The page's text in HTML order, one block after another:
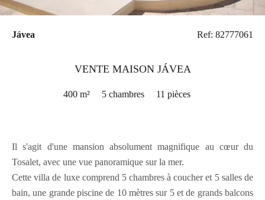
Jávea Ref: 82777061
VENTE MAISON JÁVEA
400 m² 5 chambres 11 pièces
Il s'agit d'une mansion absolument magnifique au cœur du
Tosalet, avec une vue panoramique sur la mer.
Cette villa de luxe comprend 5 chambres à coucher et 5 salles de
bain, une grande piscine de 10 mètres sur 5 et de grands balcons